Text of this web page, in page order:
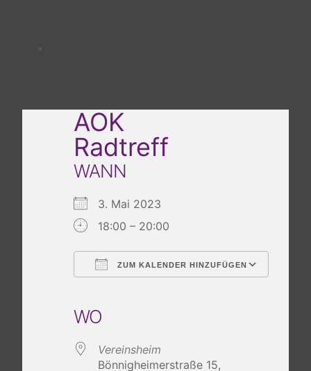
AOK
Radtreff
WANN
3. Mai 2023
18:00 – 20:00
ZUM KALENDER HINZUFÜGEN
WO
Vereinsheim
Bönnigheimerstraße 15,